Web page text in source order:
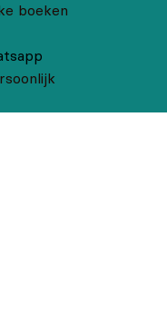
boeken